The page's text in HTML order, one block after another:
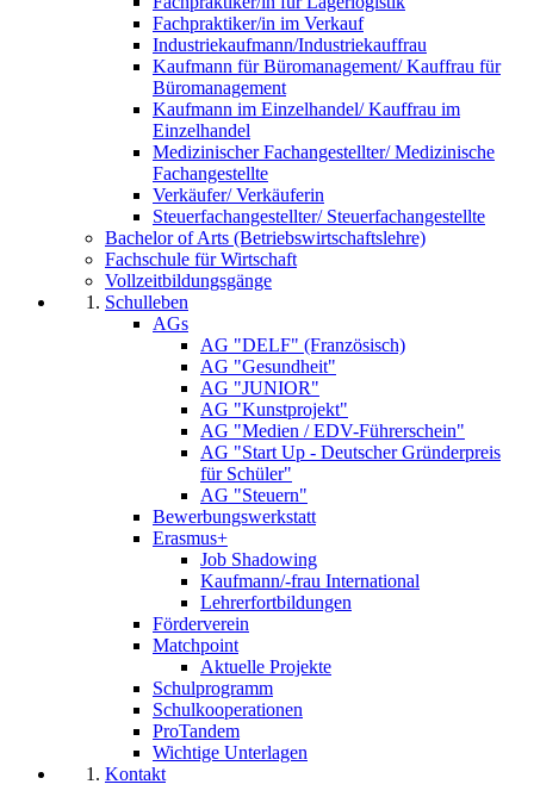
Fachpraktiker/in im Verkauf
Industriekaufmann/Industriekauffrau
Kaufmann für Büromanagement/ Kauffrau für
Büromanagement
Kaufmann im Einzelhandel/ Kauffrau im
Einzelhandel
Medizinischer Fachangestellter/ Medizinische
Fachangestellte
Verkäufer/ Verkäuferin
Steuerfachangestellter/ Steuerfachangestellte
Bachelor of Arts (Betriebswirtschaftslehre)
Fachschule für Wirtschaft
Vollzeitbildungsgänge
Schulleben
AGs
AG "DELF" (Französisch)
AG "Gesundheit"
AG "JUNIOR"
AG "Kunstprojekt"
AG "Medien / EDV-Führerschein"
AG "Start Up - Deutscher Gründerpreis
für Schüler"
AG "Steuern"
Bewerbungswerkstatt
Erasmus+
Job Shadowing
Kaufmann/-frau International
Lehrerfortbildungen
Förderverein
Matchpoint
Aktuelle Projekte
Schulprogramm
Schulkooperationen
ProTandem
Wichtige Unterlagen
Kontakt